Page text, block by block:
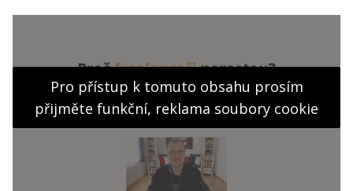
O mně
Přihlášení
Kontakt
Obchodní podmínky
Pro přístup k tomuto obsahu prosím
přijměte funkční, reklama soubory cookie